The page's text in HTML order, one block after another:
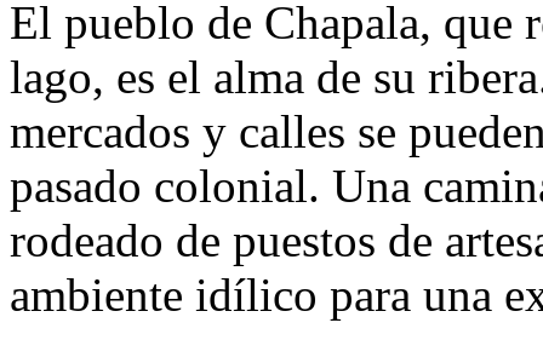
El pueblo de Chapala, que
lago, es el alma de su
mercados y calles se
pasado colonial. Una
rodeado de puestos de
ambiente idílico para una